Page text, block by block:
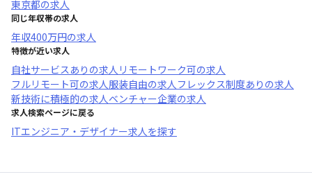
東京都の求人
同じ年収帯の求人
年収400万円の求人
特徴が近い求人
自社サービスあり の求人 リモートワーク可の求人
フルリモート可の求人服装自由の求人フレックス制度あり の求人
新技術に積極的の求人ベンチャー企業の求人
求人検索ページに戻る
ITエンジニア・デザイナー求人を探す